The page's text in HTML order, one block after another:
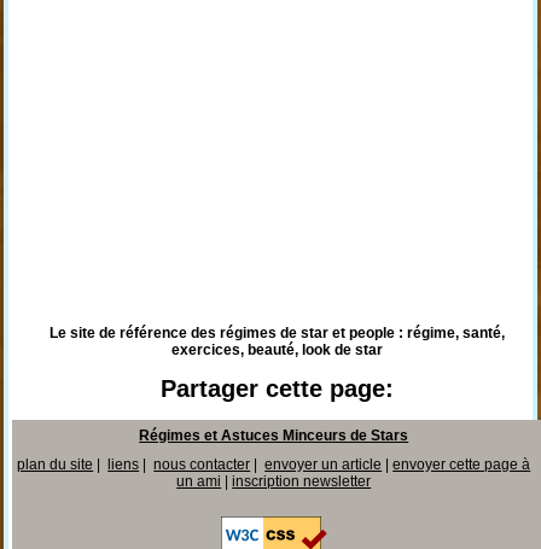
Le site de référence des régimes de star et people : régime, santé,
exercices, beauté, look de star
Partager cette page:
Régimes et Astuces Minceurs de Stars
plan du site
liens |nous contacter |envoyer un article |envoyer cette page à
un ami |inscription newsletter